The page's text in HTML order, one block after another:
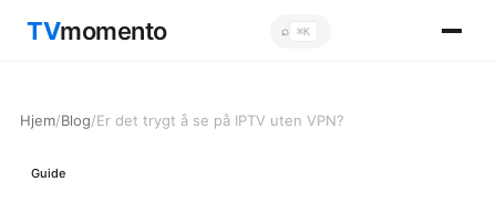
TVmomento ⌕
Sök⌘K
Hjem/Blog/Er det trygt å se på IPTV uten VPN?
Guide